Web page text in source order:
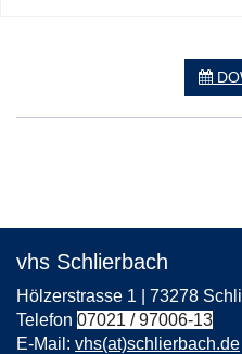
vhs Schlierbach
Hölzerstrasse 1 | 73278
Telefon 07021 / 97006-13
E-Mail: vhs(at)schlierbach.de